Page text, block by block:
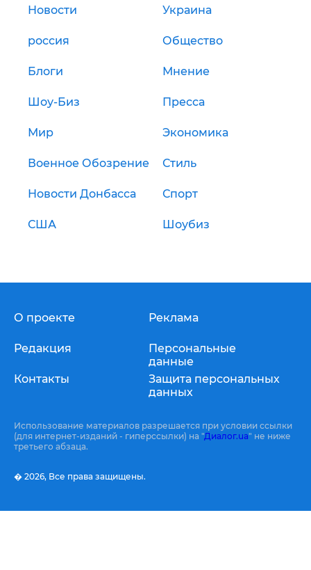
Новости Украина
россия Общество
Блоги Мнение
Шоу-Биз Пресса
Мир Экономика
Военное Обозрение Стиль
Новости Донбасса Спорт
США Шоубиз
О проекте
Редакция
Контакты
Реклама
Персональные
данные
Защита персональных
данных
Использование материалов разрешается при условии ссылки
(для интернет-изданий - гиперссылки) на "Диалог.ua" не ниже
третьего абзаца.
� 2026, Все права защищены.